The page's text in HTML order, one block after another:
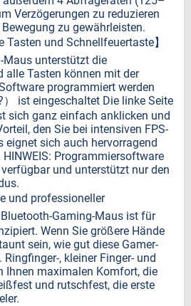
Verzögerungen zu reduzieren
zu gewährleisten.
Tasten und Schnellfeuertaste】
Maus unterstützt die
alle Tasten können mit der
programmiert werden
） ist eingeschaltet Die linke Seite
sich ganz einfach anklicken und
den Sie bei intensiven FPS-
eignet sich auch hervorragend
Programmiersoftware
und unterstützt nur den
und professioneller
Gaming-Maus ist für
Wenn Sie größere Hände
sein, wie gut diese Gamer-
, kleiner Finger- und
Ihnen maximalen Komfort, die
und rutschfest, die erste